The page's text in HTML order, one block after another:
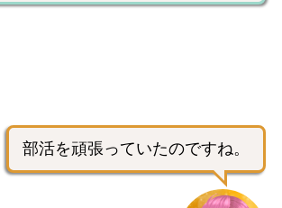
部活を頑張っていたのですね。